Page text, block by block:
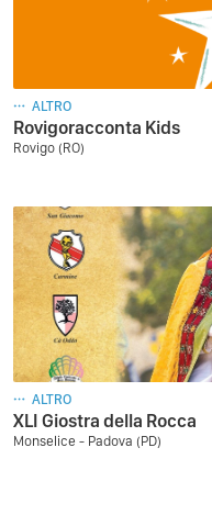
ALTRO
Rovigoracconta Kids
Rovigo (RO)
ALTRO
XLI Giostra della Rocca
Monselice - Padova (PD)